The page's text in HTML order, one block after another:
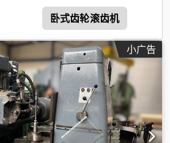
卧式齿轮滚齿机
小广告